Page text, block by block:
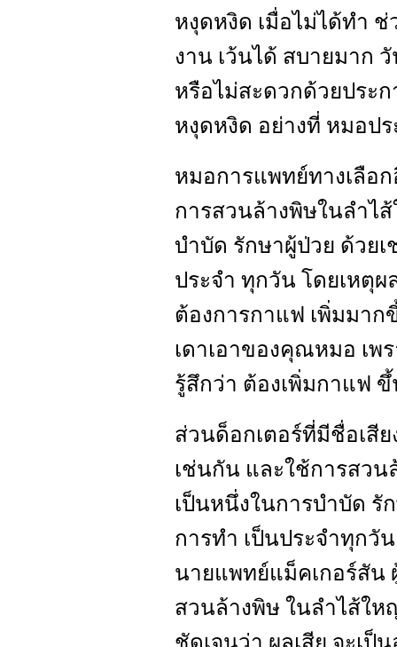
หงุดหงิด เมื่อไม่ได้ทำ
งาน เว้นได้ สบายมาก
หรือไม่สะดวกด้วยประ
หงุดหงิด อย่างที่ หมอป
หมอการแพทย์ทางเลือ
การสวนล้างพิษในลำไ
บำบัด รักษาผู้ป่วย ด้วย
ประจำ ทุกวัน โดยเหตุ
ต้องการกาแฟ เพิ่มมาก
เดาเอาของคุณหมอ เพ
รู้สึกว่า ต้องเพิ่มกาแฟ ขึ้
ส่วนด็อกเตอร์ที่มีชื่อเสี
เช่นกัน และใช้การสว
เป็นหนึ่งในการบำบัด รั
การทำ เป็นประจำทุกวั
นายแพทย์แม็คเกอร์สัน
สวนล้างพิษ ในลำไส้ให
ชัดเจนว่า ผลเสีย จะเป็น